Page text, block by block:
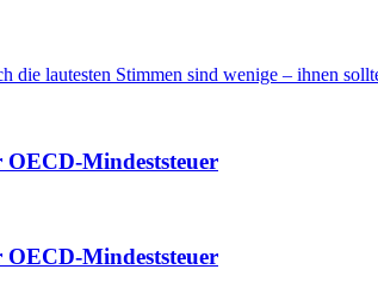
lautesten Stimmen sind wenige – ihnen
OECD-Mindeststeuer
OECD-Mindeststeuer